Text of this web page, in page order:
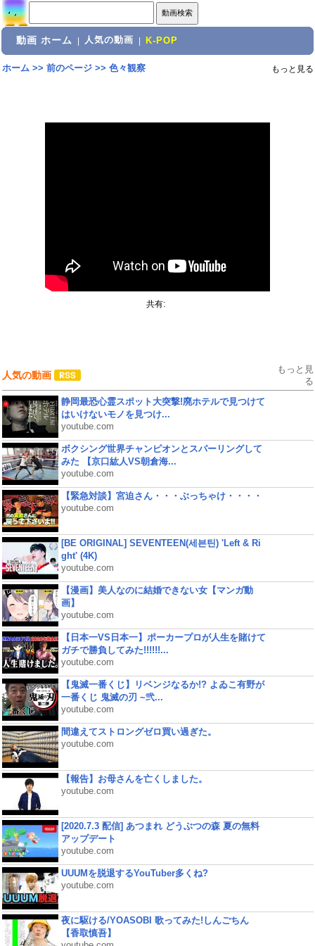
動画 ホーム 人気の動画 K-POP
ホーム>> 前のページ>> 色々観察 もっと見る
共有:
人気の動画
もっと見
る
静岡最恐心霊スポット大突撃!廃ホテルで見つけて
はいけないモノを見つけ...
youtube.com
ボクシング世界チャンピオンとスパーリングして
みた 【京口紘人VS朝倉海...
youtube.com
【緊急対談】宮迫さん・・・ぶっちゃけ・・・・
youtube.com
[BE ORIGINAL] SEVENTEEN(세븐틴) 'Left & Ri
ght' (4K)
youtube.com
【漫画】美人なのに結婚できない女【マンガ動
画】
youtube.com
【日本一VS日本一】ポーカープロが人生を賭けて
ガチで勝負してみた!!!!!!...
youtube.com
【鬼滅一番くじ】リベンジなるか!? よゐこ有野が
一番くじ 鬼滅の刃 ~弐...
youtube.com
間違えてストロングゼロ買い過ぎた。
youtube.com
【報告】お母さんを亡くしました。
youtube.com
[2020.7.3 配信] あつまれ どうぶつの森 夏の無料
アップデート
youtube.com
UUUMを脱退するYouTuber多くね?
youtube.com
夜に駆ける/YOASOBI 歌ってみた!しんごちん
【香取慎吾】